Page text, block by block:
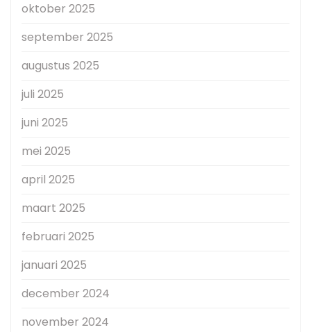
oktober 2025
september 2025
augustus 2025
juli 2025
juni 2025
mei 2025
april 2025
maart 2025
februari 2025
januari 2025
december 2024
november 2024